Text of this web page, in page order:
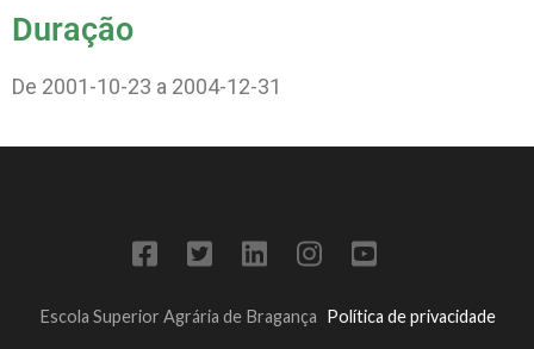
Duração
De 2001-10-23 a 2004-12-31
Escola Superior Agrária de Bragança Política de privacidade